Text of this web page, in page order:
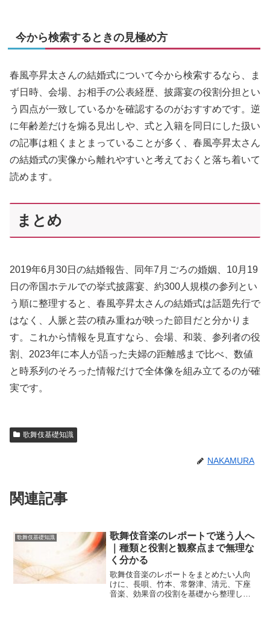
今から検索するときの見極め方
春風亭昇太さんの結婚式について今から検索するなら、ま
ず日時、会場、お相手の公表経歴、披露宴の役割分担とい
う四点が一致しているかを確認するのがおすすめです。逆
に年齢差だけを煽る見出しや、式と入籍を同日にした扱い
の記事は粗くまとまっていることが多く、春風亭昇太さん
の結婚式の実像から離れやすいと考えておくと落ち着いて
読めます。
まとめ
2019年6月30日の結婚報告、同年7月ごろの婚姻、10月19
日の帝国ホテルでの挙式披露宴、約300人規模の参列とい
う順に整理すると、春風亭昇太さんの結婚式は話題先行で
はなく、人脈と芸の積み重ねが映った節目だと分かりま
す。これから情報を見直すなら、会場、和装、参列者の役
割、2023年に本人が語った夫婦の距離感まで比べ、数値
と時系列のそろった情報だけで全体像を組み立てるのが確
実です。
歌舞伎基礎知識
NAKAMURA
関連記事
歌舞伎基礎知識
歌舞伎音楽のレポートで迷う人へ
｜種類と役割と観察点まで無理な
く分かる
歌舞伎音楽のレポートをまとめたい人向
けに、長唄、竹本、常磐津、清元、下座
音楽、効果音の役割を基礎から整理しま